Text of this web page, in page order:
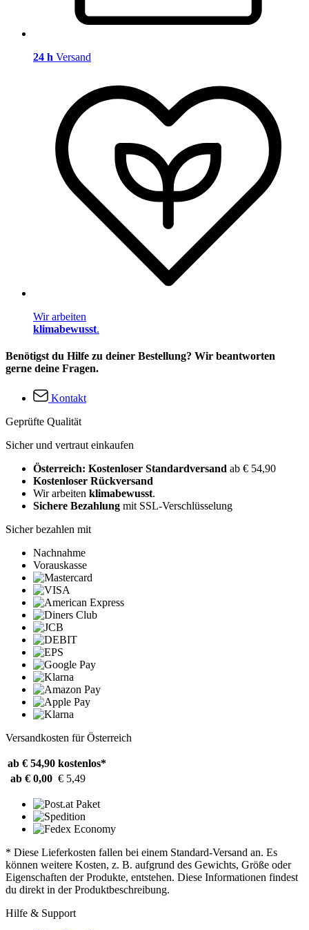
24 h Versand
Wir arbeiten
klimabewusst.
Benötigst du Hilfe zu deiner Bestellung? Wir beantworten
gerne deine Fragen.
Kontakt
Geprüfte Qualität
Sicher und vertraut einkaufen
Österreich: Kostenloser Standardversand ab € 54,90
Kostenloser Rückversand
Wir arbeiten klimabewusst.
Sichere Bezahlung mit SSL-Verschlüsselung
Sicher bezahlen mit
Nachnahme
Vorauskasse
Versandkosten für Österreich
ab € 54,90 kostenlos*
ab € 0,00 € 5,49
* Diese Lieferkosten fallen bei einem Standard-Versand an. Es
können weitere Kosten, z. B. aufgrund des Gewichts, Größe oder
Eigenschaften der Produkte, entstehen. Diese Informationen findest
du direkt in der Produktbeschreibung.
Hilfe & Support